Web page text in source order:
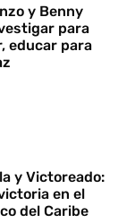
y Benny
para
educar para
y Victoreado:
en el
del Caribe